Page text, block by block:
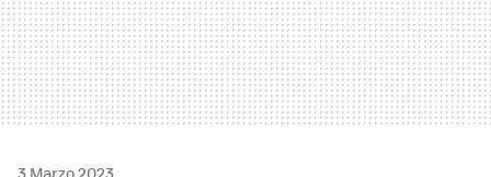
3 Marzo 2023